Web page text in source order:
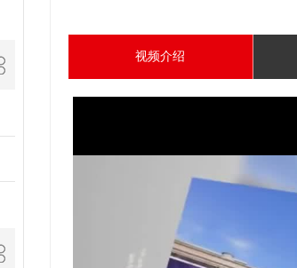
视频介绍